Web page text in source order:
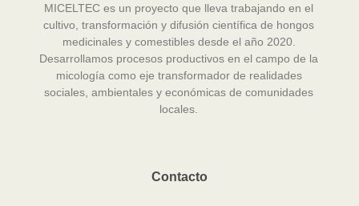
MICELTEC es un proyecto que lleva trabajando en el
cultivo, transformación y difusión científica de hongos
medicinales y comestibles desde el año 2020.
Desarrollamos procesos productivos en el campo de la
micología como eje transformador de realidades
sociales, ambientales y económicas de comunidades
locales.
Contacto